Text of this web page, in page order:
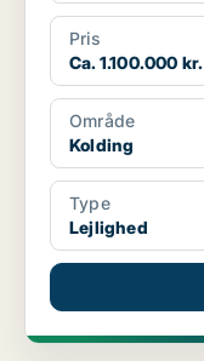
Pris
Ca. 1.100.000 kr.
Område
Kolding
Type
Lejlighed